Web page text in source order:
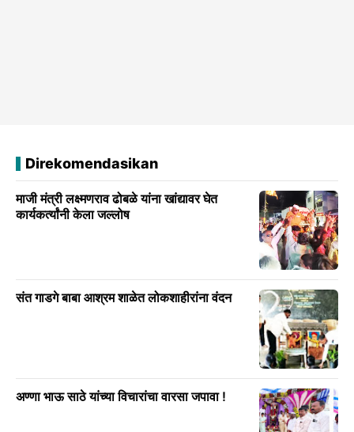
Direkomendasikan
माजी मंत्री लक्ष्मणराव ढोबळे यांना खांद्यावर घेत
कार्यकर्त्यांनी केला जल्लोष
संत गाडगे बाबा आश्रम शाळेत लोकशाहीरांना वंदन
अण्णा भाऊ साठे यांच्या विचारांचा वारसा जपावा !